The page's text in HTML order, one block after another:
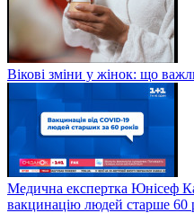
Вікові зміни у жінок: що
Медична експертка Юнісеф
вакцинацію людей старше 60